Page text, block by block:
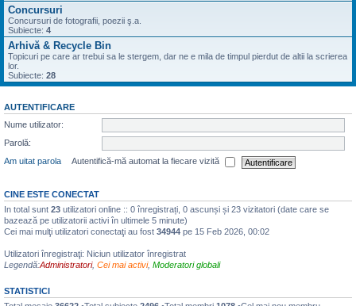
Concursuri
Concursuri de fotografii, poezii ş.a.
Subiecte: 4
Arhivă & Recycle Bin
Topicuri pe care ar trebui sa le stergem, dar ne e mila de timpul pierdut de altii la scrierea
lor.
Subiecte: 28
AUTENTIFICARE
Nume utilizator:
Parolă:
Am uitat parola
Autentifică-mă automat la fiecare vizită
CINE ESTE CONECTAT
In total sunt 23 utilizatori online :: 0 înregistrați, 0 ascunși și 23 vizitatori (date care se
bazează pe utilizatorii activi în ultimele 5 minute)
Cei mai mulţi utilizatori conectaţi au fost 34944 pe 15 Feb 2026, 00:02
Utilizatori înregistraţi: Niciun utilizator înregistrat
Legendă:Administratori, Cei mai activi, Moderatori globali
STATISTICI